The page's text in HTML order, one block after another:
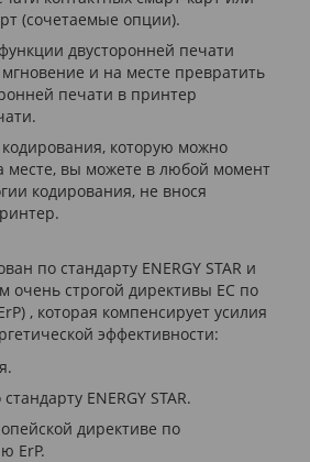
(сочетаемые опции).
двусторонней печати
и на месте превратить
печати в принтер
которую можно
месте, вы можете в любой момент
кодирования, не внося
по стандарту ENERGY STAR и
очень строгой директивы ЕС по
, которая компенсирует усилия
эффективности:
ENERGY STAR.
директиве по
ErP.